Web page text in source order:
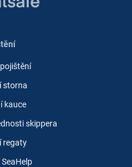
storna
kauce
skippera
regaty